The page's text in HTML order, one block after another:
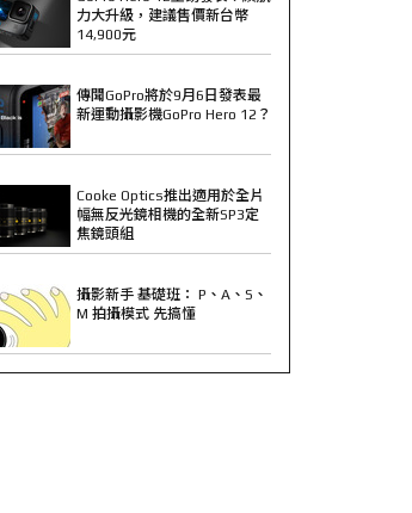
力大升級，建議售價新台幣
14,900元
傳聞GoPro將於9月6日發表最
新運動攝影機GoPro Hero 12？
Cooke Optics推出適用於全片
幅無反光鏡相機的全新SP3定
焦鏡頭組
攝影新手 基礎班： P、A、S、
M 拍攝模式 先搞懂